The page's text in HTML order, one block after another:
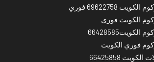
69622758 فوري
الكويت فوري
فوري الكويت
66425858